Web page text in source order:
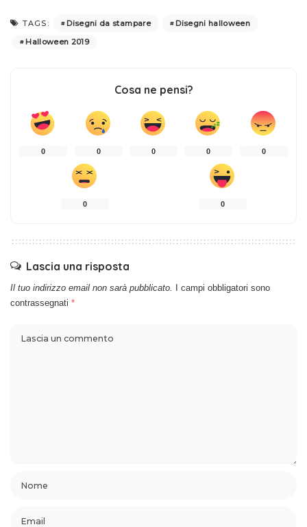
TAGS: Disegni da stampare
Disegni halloween
Halloween 2019
Cosa ne pensi?
0 0 0 0 0
0 0
Lascia una risposta
Il tuo indirizzo email non sarà pubblicato.
I campi obbligatori sono
contrassegnati *